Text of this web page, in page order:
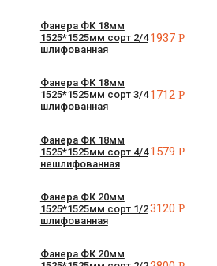
Фанера ФК 18мм
1525*1525мм сорт 2/4
шлифованная
1937Р
Фанера ФК 18мм
1525*1525мм сорт 3/4
шлифованная
1712Р
Фанера ФК 18мм
1525*1525мм сорт 4/4
нешлифованная
1579Р
Фанера ФК 20мм
1525*1525мм сорт 1/2
шлифованная
3120Р
Фанера ФК 20мм